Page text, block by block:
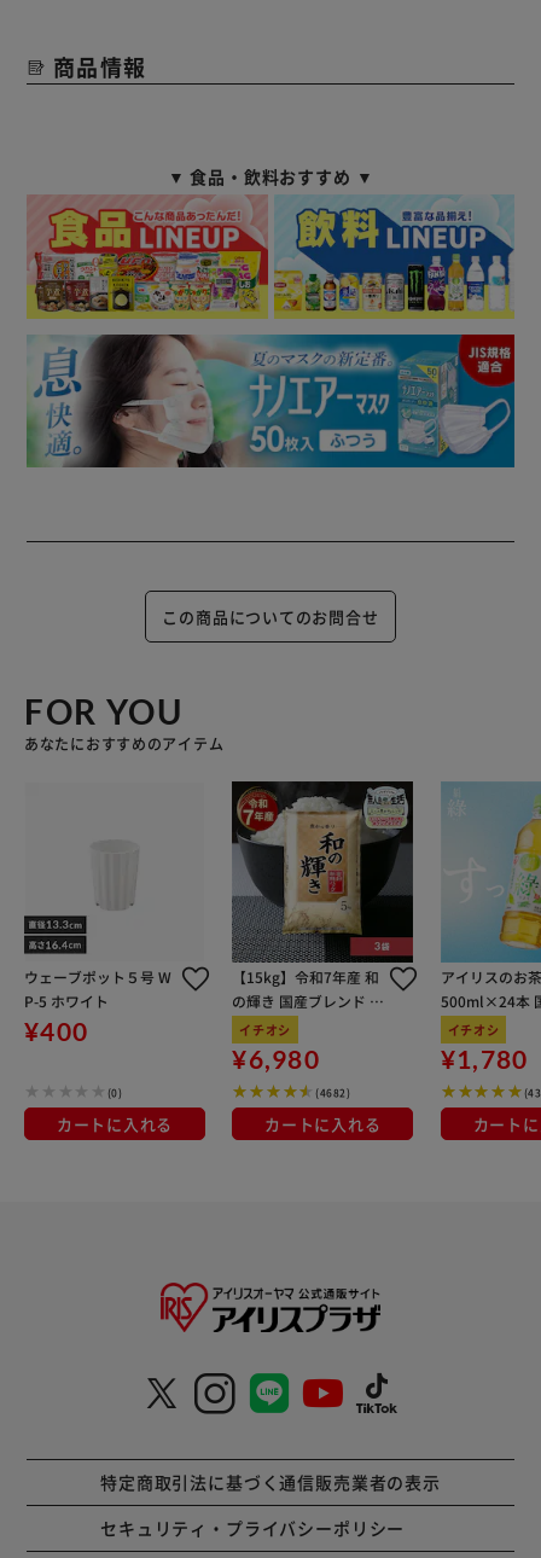
商品情報
▼ 食品・飲料おすすめ ▼
この商品についてのお問合せ
FOR YOU
あなたにおすすめのアイテム
ウェーブポット５号 W
P-5 ホワイト
¥400
(0)
カートに入れる
【15kg】令和7年産 和
の輝き 国産ブレンド 5
kg×3袋
イチオシ
¥6,980
(4682)
カートに入れる
アイリスのお
500ml×24本
100％使用
イチオシ
¥1,780
カート
特定商取引法に基づく通信販売業者の表示
セキュリティ・プライバシーポリシー